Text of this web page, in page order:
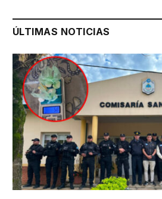
ÚLTIMAS NOTICIAS